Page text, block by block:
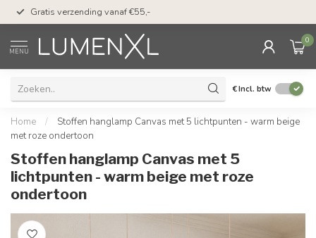
Gratis verzending vanaf €55,-
MENU
0
€Incl. btw
Home /
Stoffen hanglamp Canvas met 5 lichtpunten - warm beige
met roze ondertoon
Stoffen hanglamp Canvas met 5
lichtpunten - warm beige met roze
ondertoon